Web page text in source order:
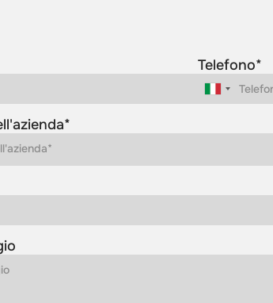
Telefono*